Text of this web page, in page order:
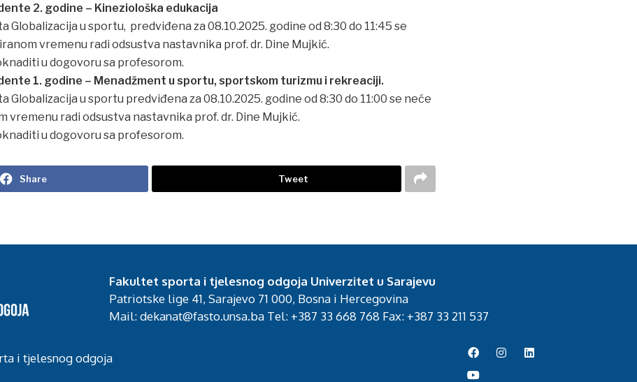
2. godine – Kineziološka edukacija
Globalizacija u sportu, predviđena za 08.10.2025. godine od 8:30 do 11:45 se
vremenu radi odsustva nastavnika prof. dr. Dine Mujkić.
u dogovoru sa profesorom.
1. godine – Menadžment u sportu, sportskom turizmu i rekreaciji.
Globalizacija u sportu predviđena za 08.10.2025. godine od 8:30 do 11:00 se neće
vremenu radi odsustva nastavnika prof. dr. Dine Mujkić.
u dogovoru sa profesorom.
Share Tweet
Fakultet sporta i tjelesnog odgoja Univerzitet u Sarajevu
Patriotske lige 41, Sarajevo 71 000, Bosna i Hercegovina
Mail: dekanat@fasto.unsa.ba Tel: +387 33 668 768 Fax: +387 33 211 537
i tjelesnog odgoja